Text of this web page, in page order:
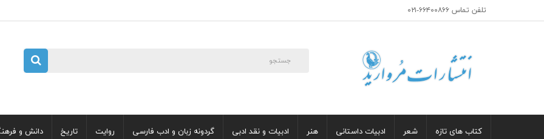
تلفن تماس ۶۶۴۰۰۸۶۶-۰۲۱
کتاب های تازه شعر ادبیات داستانی هنر ادبیات و نقد ادبی گردونه زبان و ادب فارسی روایت تاریخ دانش و